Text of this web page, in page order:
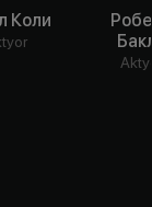
Коли